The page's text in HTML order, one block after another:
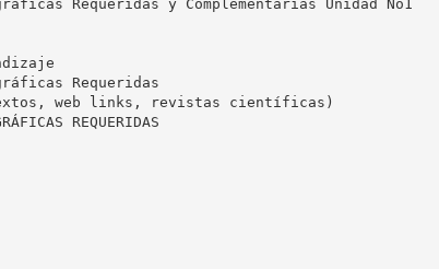
Requeridas y Complementarias Unidad No1
Requeridas
web links, revistas científicas)
REQUERIDAS